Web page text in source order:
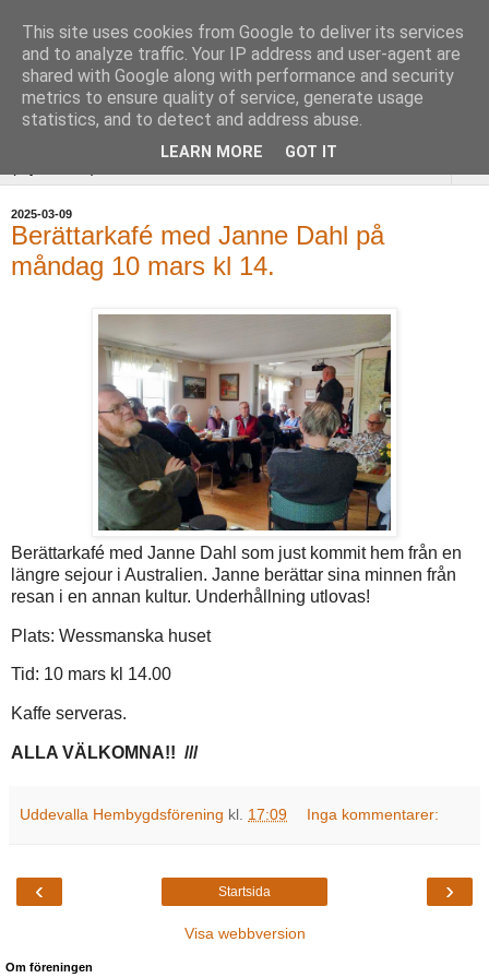
Uddevalla
Hembygdsförening
2025-03-09
Berättarkafé med Janne Dahl på
måndag 10 mars kl 14.
Berättarkafé med Janne Dahl som just kommit hem från en
längre sejour i Australien. Janne berättar sina minnen från
resan i en annan kultur. Underhållning utlovas!
Plats: Wessmanska huset
Tid: 10 mars kl 14.00
Kaffe serveras.
ALLA VÄLKOMNA!! ///
Uddevalla Hembygdsförening kl. 17:09 Inga kommentarer:
‹ ›
Startsida
Visa webbversion
Om föreningen
This site uses cookies from Google to deliver its services
and to analyze traffic. Your IP address and user-agent are
shared with Google along with performance and security
metrics to ensure quality of service, generate usage
statistics, and to detect and address abuse.
LEARN MORE GOT IT